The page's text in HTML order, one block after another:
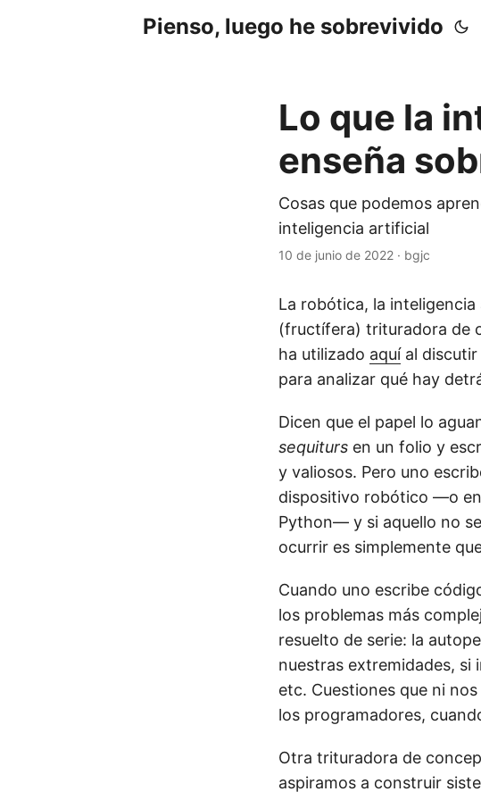
Pienso, luego he sobrevivido
Lo que la
enseña
Cosas que podemos
inteligencia artificial
10 de junio de 2022 · bgjc
La robótica, la
(fructífera) trituradora de
ha utilizado aquíal discutir
para analizar qué hay
Dicen que el papel lo
sequiturs en un folio y
y valiosos. Pero uno
dispositivo robótico —o en
Python— y si aquello no
ocurrir es simplemente
Cuando uno escribe
los problemas más
resuelto de serie: la
nuestras extremidades, si
etc. Cuestiones que ni
los programadores,
Otra trituradora de
aspiramos a construir